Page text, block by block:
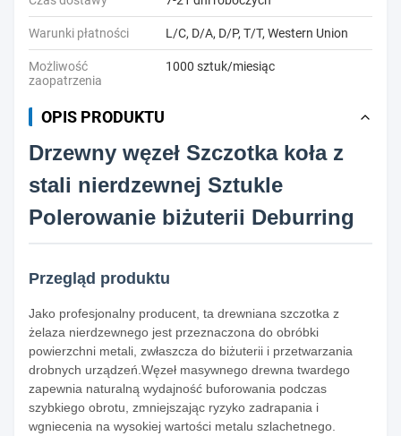
Warunki płatności L/C, D/A, D/P, T/T, Western Union
Możliwość
zaopatrzenia
1000 sztuk/miesiąc
OPIS PRODUKTU
Drzewny węzeł Szczotka koła z
stali nierdzewnej Sztukle
Polerowanie biżuterii Deburring
Przegląd produktu
Jako profesjonalny producent, ta drewniana szczotka z
żelaza nierdzewnego jest przeznaczona do obróbki
powierzchni metali, zwłaszcza do biżuterii i przetwarzania
drobnych urządzeń.Węzeł masywnego drewna twardego
zapewnia naturalną wydajność buforowania podczas
szybkiego obrotu, zmniejszając ryzyko zadrapania i
wgniecenia na wysokiej wartości metalu szlachetnego.